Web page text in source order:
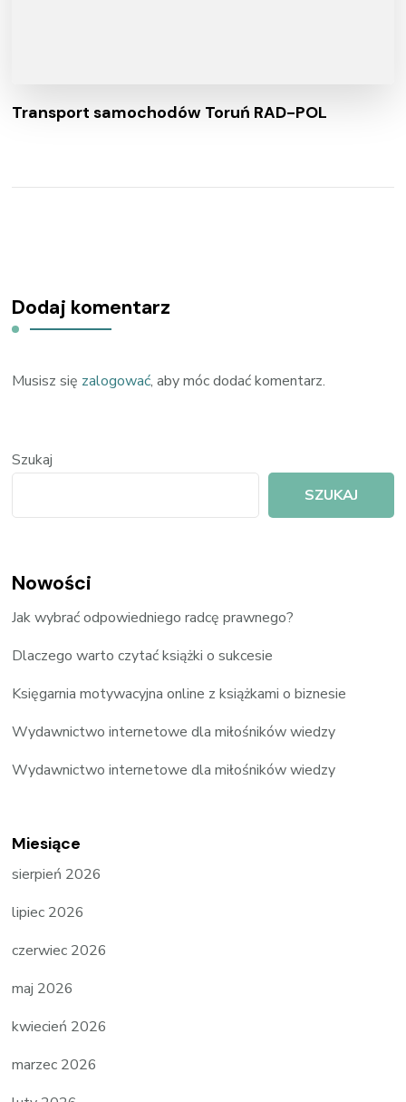
Transport samochodów Toruń RAD-POL
Dodaj komentarz
Musisz się zalogować, aby móc dodać komentarz.
Szukaj
SZUKAJ
Nowości
Jak wybrać odpowiedniego radcę prawnego?
Dlaczego warto czytać książki o sukcesie
Księgarnia motywacyjna online z książkami o biznesie
Wydawnictwo internetowe dla miłośników wiedzy
Wydawnictwo internetowe dla miłośników wiedzy
Miesiące
sierpień 2026
lipiec 2026
czerwiec 2026
maj 2026
kwiecień 2026
marzec 2026